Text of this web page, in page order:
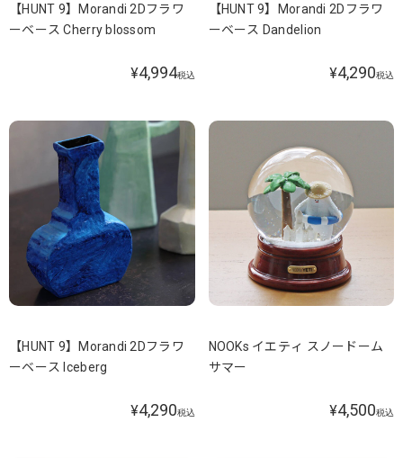
【HUNT 9】Morandi 2Dフラワ
ーベース Cherry blossom
¥4,994税込
【HUNT 9】Morandi 2Dフラワ
ーベース Dandelion
¥4,290税込
【HUNT 9】Morandi 2Dフラワ
ーベース Iceberg
¥4,290税込
NOOKs イエティ スノードーム
サマー
¥4,500税込